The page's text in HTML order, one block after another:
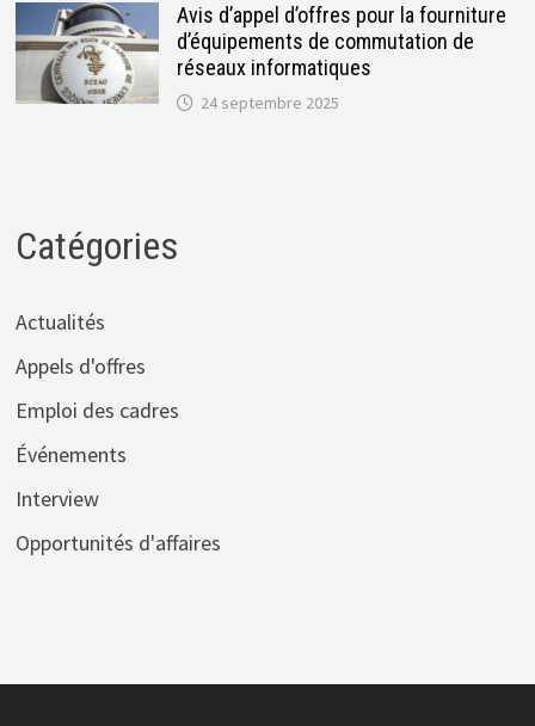
Avis d’appel d’offres pour la fourniture
d’équipements de commutation de
réseaux informatiques
24 septembre 2025
Catégories
Actualités
Appels d'offres
Emploi des cadres
Événements
Interview
Opportunités d'affaires